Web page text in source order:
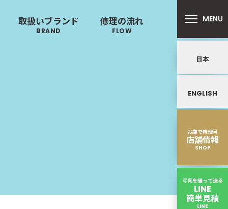
取扱いブランド
BRAND
修理の流れ
FLOW
MENU
日本
ENGLISH
お店で修理可
店舗情報
SHOP
写真を撮って送る
LINE
簡単見積
LINE